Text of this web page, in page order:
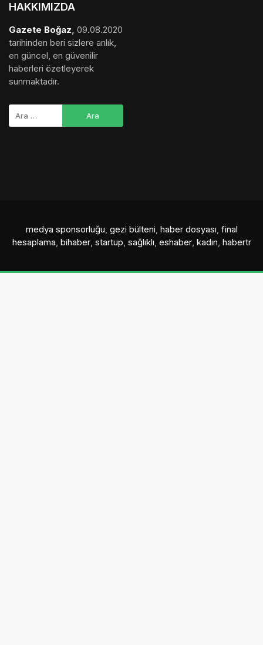
HAKKIMIZDA
Gazete Boğaz, 09.08.2020
tarihinden beri sizlere anlık,
en güncel, en güvenilir
haberleri özetleyerek
sunmaktadır.
medya sponsorluğu, gezi bülteni, haber dosyası, final
hesaplama, bihaber, startup, sağlıklı, eshaber, kadın, habertr